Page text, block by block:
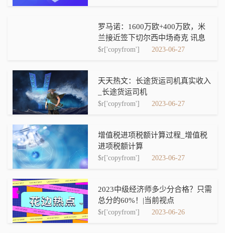
罗马诺：1600万欧+400万欧，米
兰接近签下切尔西中场奇克 讯息
$r['copyfrom'] 2023-06-27
天天热文：长途货运司机真实收入
_长途货运司机
$r['copyfrom'] 2023-06-27
增值税进项税额计算过程_增值税
进项税额计算
$r['copyfrom'] 2023-06-27
2023中级经济师多少分合格？只需
总分的60%！|当前视点
$r['copyfrom'] 2023-06-26